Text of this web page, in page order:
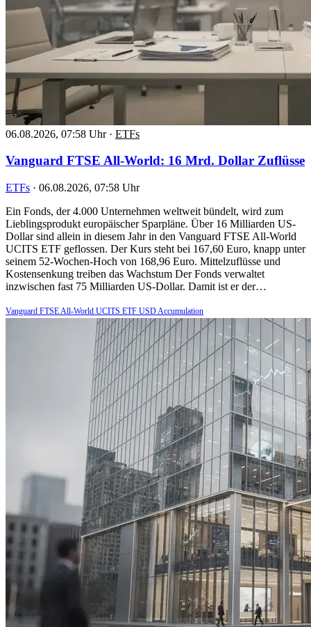
06.08.2026, 07:58 Uhr · ETFs
Vanguard FTSE All-World: 16 Mrd. Dollar Zuflüsse
ETFs · 06.08.2026, 07:58 Uhr
Ein Fonds, der 4.000 Unternehmen weltweit bündelt, wird zum
Lieblingsprodukt europäischer Sparpläne. Über 16 Milliarden US-
Dollar sind allein in diesem Jahr in den Vanguard FTSE All-World
UCITS ETF geflossen. Der Kurs steht bei 167,60 Euro, knapp unter
seinem 52-Wochen-Hoch von 168,96 Euro. Mittelzuflüsse und
Kostensenkung treiben das Wachstum Der Fonds verwaltet
inzwischen fast 75 Milliarden US-Dollar. Damit ist er der…
Vanguard FTSE All-World UCITS ETF USD Accumulation